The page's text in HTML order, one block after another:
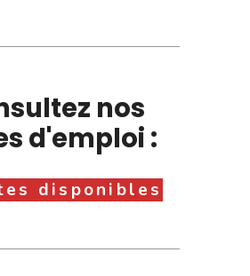
nos
d'emploi :
disponibles